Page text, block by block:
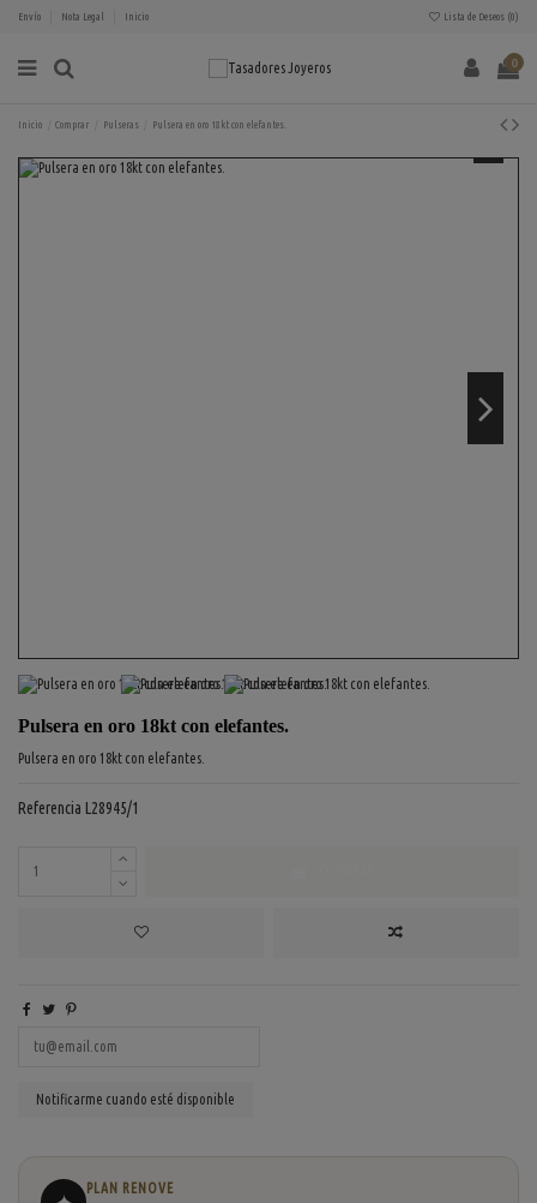
Envío Nota Legal Inicio Lista de Deseos (0)
0
Inicio Comprar Pulseras Pulsera en oro 18kt con elefantes.
Pulsera en oro 18kt con elefantes.
Pulsera en oro 18kt con elefantes.
Referencia L28945/1
PLAN RENOVE